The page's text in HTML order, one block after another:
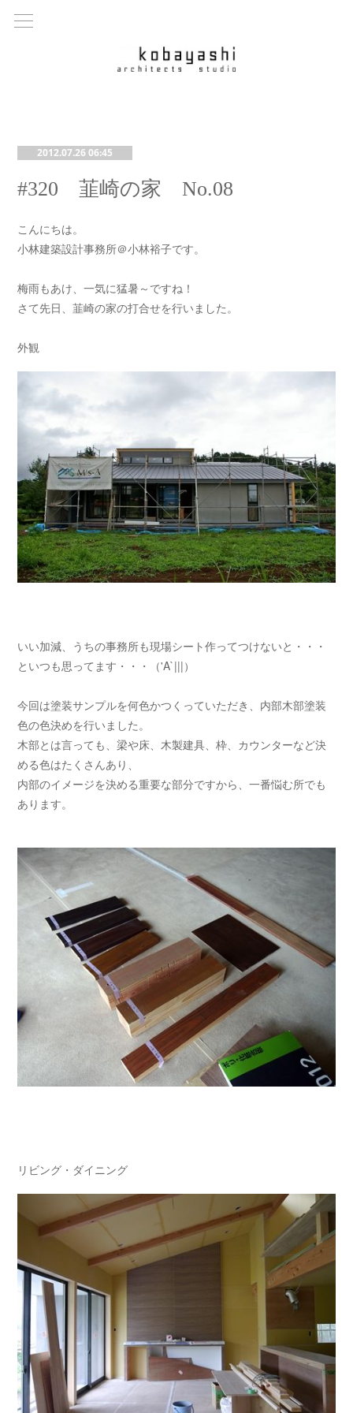
2012.07.26 06:45
#320 韮崎の家 No.08
こんにちは。
小林建築設計事務所＠小林裕子です。
梅雨もあけ、一気に猛暑～ですね！
さて先日、韮崎の家の打合せを行いました。
外観
いい加減、うちの事務所も現場シート作ってつけないと・・・
といつも思ってます・・・（'A`|||）
今回は塗装サンプルを何色かつくっていただき、内部木部塗装
色の色決めを行いました。
木部とは言っても、梁や床、木製建具、枠、カウンターなど決
める色はたくさんあり、
内部のイメージを決める重要な部分ですから、一番悩む所でも
あります。
リビング・ダイニング